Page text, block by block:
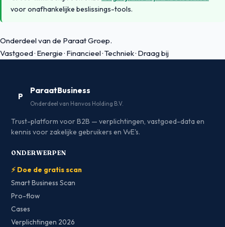
voor onafhankelijke beslissings-tools.
Onderdeel van de Paraat Groep.
Vastgoed· Energie· Financieel·Techniek· Draag bij
P
ParaatBusiness
Onderdeel van Hanvos Holding B.V.
Trust-platform voor B2B — verplichtingen, vastgoed-data en
kennis voor zakelijke gebruikers en VvE's.
ONDERWERPEN
⚡ Doe de gratis scan
Smart Business Scan
Pro-flow
Cases
Verplichtingen 2026